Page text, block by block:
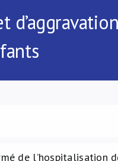
de l’hospitalisation